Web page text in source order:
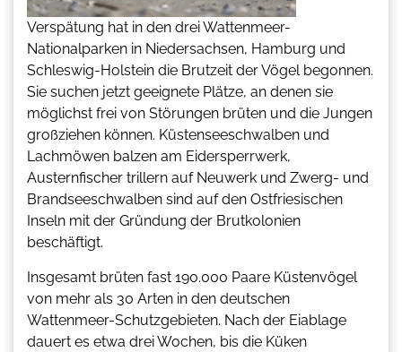
Verspätung hat in den drei Wattenmeer-
Nationalparken in Niedersachsen, Hamburg und
Schleswig-Holstein die Brutzeit der Vögel begonnen.
Sie suchen jetzt geeignete Plätze, an denen sie
möglichst frei von Störungen brüten und die Jungen
großziehen können. Küstenseeschwalben und
Lachmöwen balzen am Eidersperrwerk,
Austernfischer trillern auf Neuwerk und Zwerg- und
Brandseeschwalben sind auf den Ostfriesischen
Inseln mit der Gründung der Brutkolonien
beschäftigt.
Insgesamt brüten fast 190.000 Paare Küstenvögel
von mehr als 30 Arten in den deutschen
Wattenmeer-Schutzgebieten. Nach der Eiablage
dauert es etwa drei Wochen, bis die Küken